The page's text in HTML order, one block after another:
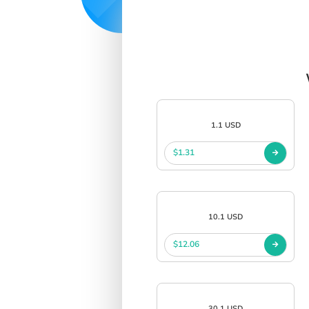
1.1 USD
$1.31
10.1 USD
$12.06